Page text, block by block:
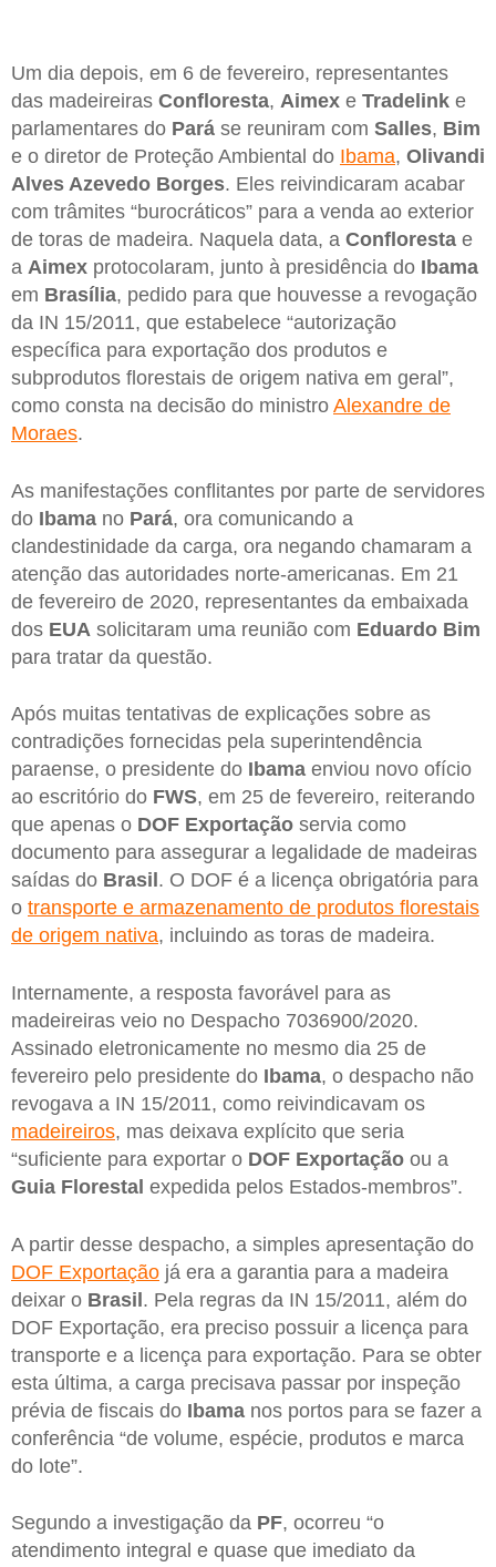
Um dia depois, em 6 de fevereiro, representantes
das madeireiras Confloresta, Aimex e Tradelink e
parlamentares do Pará se reuniram com Salles, Bim
e o diretor de Proteção Ambiental do Ibama, Olivandi
Alves Azevedo Borges. Eles reivindicaram acabar
com trâmites “burocráticos” para a venda ao exterior
de toras de madeira. Naquela data, a Confloresta e
a Aimex protocolaram, junto à presidência do Ibama
em Brasília, pedido para que houvesse a revogação
da IN 15/2011, que estabelece “autorização
específica para exportação dos produtos e
subprodutos florestais de origem nativa em geral”,
como consta na decisão do ministro Alexandre de
Moraes.
As manifestações conflitantes por parte de servidores
do Ibama no Pará, ora comunicando a
clandestinidade da carga, ora negando chamaram a
atenção das autoridades norte-americanas. Em 21
de fevereiro de 2020, representantes da embaixada
dos EUA solicitaram uma reunião com Eduardo Bim
para tratar da questão.
Após muitas tentativas de explicações sobre as
contradições fornecidas pela superintendência
paraense, o presidente do Ibama enviou novo ofício
ao escritório do FWS, em 25 de fevereiro, reiterando
que apenas o DOF Exportação servia como
documento para assegurar a legalidade de madeiras
saídas do Brasil . O DOF é a licença obrigatória para
o transporte e armazenamento de produtos florestais
de origem nativa, incluindo as toras de madeira.
Internamente, a resposta favorável para as
madeireiras veio no Despacho 7036900/2020.
Assinado eletronicamente no mesmo dia 25 de
fevereiro pelo presidente do Ibama, o despacho não
revogava a IN 15/2011, como reivindicavam os
madeireiros, mas deixava explícito que seria
“suficiente para exportar o DOF Exportação ou a
Guia Florestal expedida pelos Estados-membros”.
A partir desse despacho, a simples apresentação do
DOF Exportação já era a garantia para a madeira
deixar o Brasil. Pela regras da IN 15/2011, além do
DOF Exportação, era preciso possuir a licença para
transporte e a licença para exportação. Para se obter
esta última, a carga precisava passar por inspeção
prévia de fiscais do Ibama nos portos para se fazer a
conferência “de volume, espécie, produtos e marca
do lote”.
Segundo a investigação da PF, ocorreu “o
atendimento integral e quase que imediato da